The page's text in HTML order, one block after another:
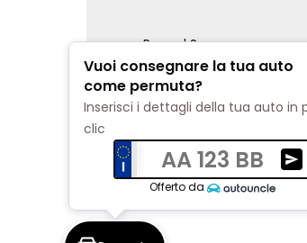
Renord S.p.a.
REA Milano 810796 | P.IVA
Cookie Policy
Privacy Policy
Impostazioni di
Vuoi consegnare la tua auto
come permuta?
Inserisci i dettagli della tua auto in
clic
AA 123 BB
Offerto da